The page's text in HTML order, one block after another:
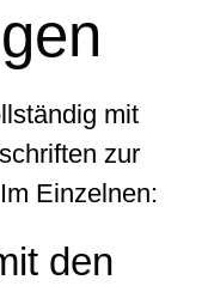
mit
zur
Einzelnen:
den